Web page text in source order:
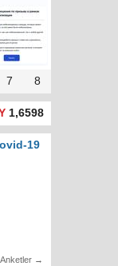
7 8
1,6598
19
Anketler →